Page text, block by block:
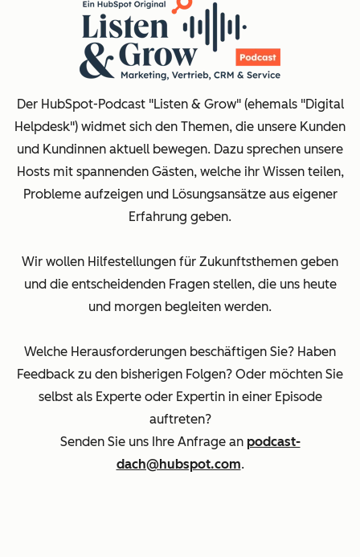
Der HubSpot-Podcast "Listen & Grow" (ehemals "Digital
Helpdesk") widmet sich den Themen, die unsere Kunden
und Kundinnen aktuell bewegen. Dazu sprechen unsere
Hosts mit spannenden Gästen, welche ihr Wissen teilen,
Probleme aufzeigen und Lösungsansätze aus eigener
Erfahrung geben.
Wir wollen Hilfestellungen für Zukunftsthemen geben
und die entscheidenden Fragen stellen, die uns heute
und morgen begleiten werden.
Welche Herausforderungen beschäftigen Sie? Haben
Feedback zu den bisherigen Folgen? Oder möchten Sie
selbst als Experte oder Expertin in einer Episode
auftreten?
Senden Sie uns Ihre Anfrage an podcast-
dach@hubspot.com.